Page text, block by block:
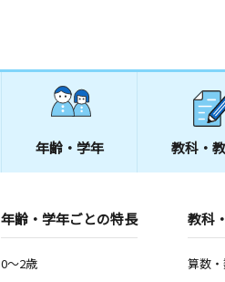
年齢・学年 教科・
年齢・学年ごとの特長
0～2歳
教科
算数